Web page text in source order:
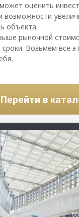
оценить
возможности
объекта.
рыночной
Возьмем все
Перейти в